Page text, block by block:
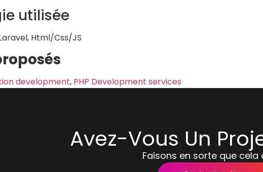
utilisée
Html/Css/JS
development, PHP Development services
Avez-Vous Un
Faisons en sorte que cela